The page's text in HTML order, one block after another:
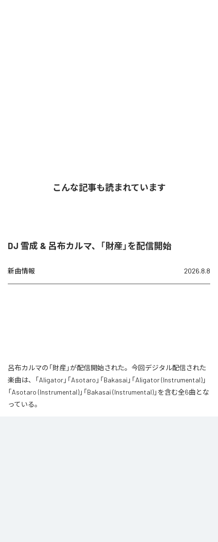
こんな記事も読まれています
DJ 雪成 & 呂布カルマ、「財産」を配信開始
新曲情報 2026.8.8
呂布カルマの「財産」が配信開始された。今回デジタル配信された
楽曲は、「Aligator」「Asotaro」「Bakasai」「Aligator (Instrumental)」
「Asotaro (Instrumental)」「Bakasai (Instrumental)」を含む全6曲とな
っている。